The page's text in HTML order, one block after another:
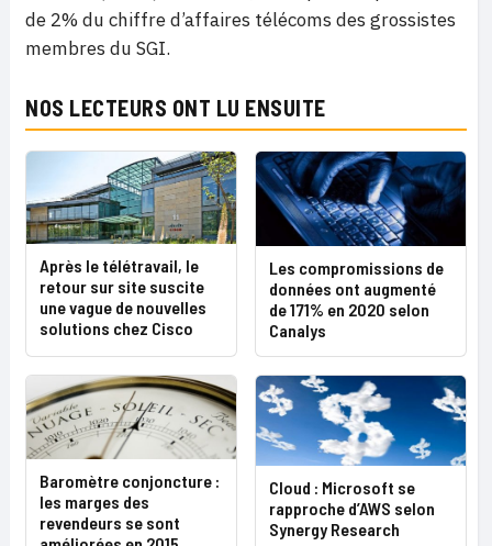
de 2% du chiffre d’affaires télécoms des grossistes
membres du SGI.
NOS LECTEURS ONT LU ENSUITE
Après le télétravail, le
retour sur site suscite
une vague de nouvelles
solutions chez Cisco
Les compromissions de
données ont augmenté
de 171% en 2020 selon
Canalys
Baromètre conjoncture :
les marges des
revendeurs se sont
Cloud : Microsoft se
rapproche d’AWS selon
Synergy Research